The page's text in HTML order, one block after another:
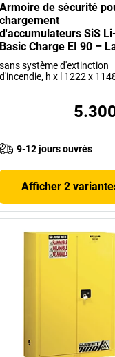
Armoire de sécurité
chargement
d'accumulateurs SiS
Basic Charge EI 90 –
sans système d'extinction
d'incendie, h x l 1222 x
9-12 jours ouvrés
Afficher 2